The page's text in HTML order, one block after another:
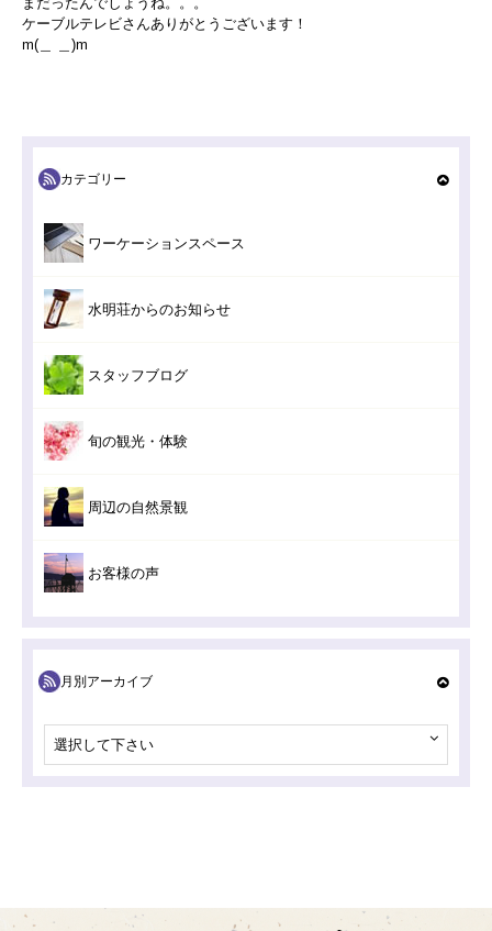
ケーブルテレビさんありがとうございます！
m(＿ ＿)m
カテゴリー
ワーケーションスペース
水明荘からのお知らせ
スタッフブログ
旬の観光・体験
周辺の自然景観
お客様の声
月別アーカイブ
選択して下さい